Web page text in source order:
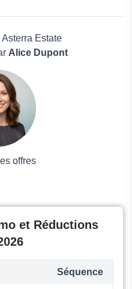
Estate
Alice Dupont
offres
et Réductions
Séquence